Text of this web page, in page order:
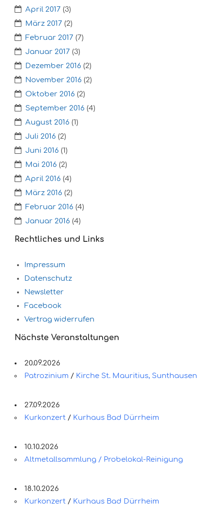
April 2017 (3)
März 2017 (2)
Februar 2017 (7)
Januar 2017 (3)
Dezember 2016 (2)
November 2016 (2)
Oktober 2016 (2)
September 2016 (4)
August 2016 (1)
Juli 2016 (2)
Juni 2016 (1)
Mai 2016 (2)
April 2016 (4)
März 2016 (2)
Februar 2016 (4)
Januar 2016 (4)
Rechtliches und Links
Impressum
Datenschutz
Newsletter
Facebook
Vertrag widerrufen
Nächste Veranstaltungen
20.09.2026
Patrozinium / Kirche St. Mauritius, Sunthausen
27.09.2026
Kurkonzert / Kurhaus Bad Dürrheim
10.10.2026
Altmetallsammlung / Probelokal-Reinigung
18.10.2026
Kurkonzert / Kurhaus Bad Dürrheim